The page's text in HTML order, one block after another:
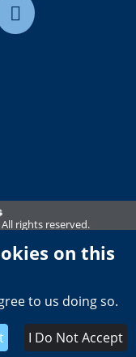
rights reserved.
on this
to us doing so.
I Do Not Accept